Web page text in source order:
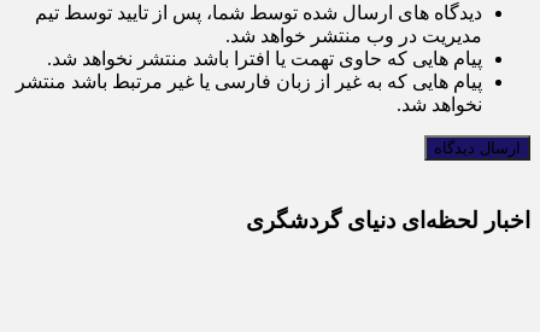
دیدگاه های ارسال شده توسط شما، پس از تایید توسط تیم
مدیریت در وب منتشر خواهد شد.
پیام هایی که حاوی تهمت یا افترا باشد منتشر نخواهد شد.
پیام هایی که به غیر از زبان فارسی یا غیر مرتبط باشد منتشر
نخواهد شد.
اخبار لحظه‌ای دنیای گردشگری